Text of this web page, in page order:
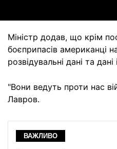
Міністр додав, що крім
боєприпасів американці
розвідувальні дані та дані
"Вони ведуть проти нас
Лавров.
ВАЖЛИВО